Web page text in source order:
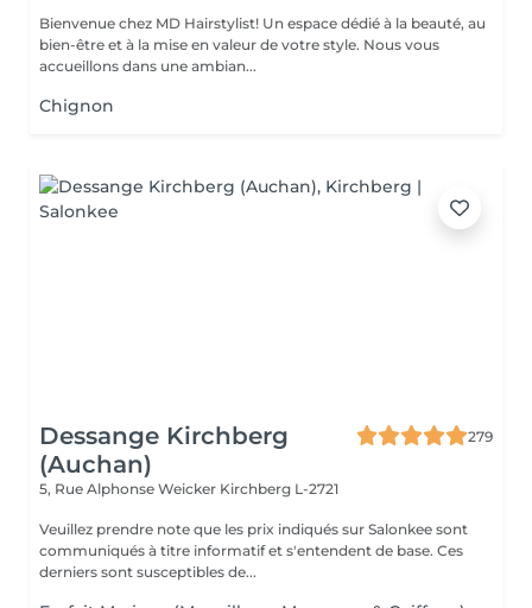
Bienvenue chez MD Hairstylist! Un espace dédié à la beauté, au
bien-être et à la mise en valeur de votre style. Nous vous
accueillons dans une ambian...
Chignon
Dessange Kirchberg
(Auchan)
279
5, Rue Alphonse Weicker Kirchberg L-2721
Veuillez prendre note que les prix indiqués sur Salonkee sont
communiqués à titre informatif et s'entendent de base. Ces
derniers sont susceptibles de...